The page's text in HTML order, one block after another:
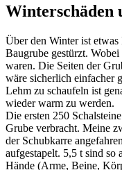
Winterschäden
Über den Winter ist
Baugrube gestürzt.
waren. Die Seiten der
wäre sicherlich einfacher
Lehm zu schaufeln ist
wieder warm zu werden.
Die ersten 250
Grube verbracht. Meine
der Schubkarre
aufgestapelt. 5,5 t sind so
Hände (Arme, Beine,